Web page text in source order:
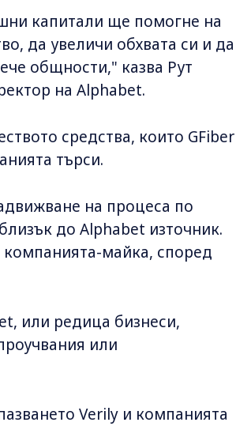
капитали ще помогне на
да увеличи обхвата си и да
общности," казва Рут
на Alphabet.
средства, които GFiber
търси.
на процеса по
до Alphabet източник.
майка, според
или редица бизнеси,
или
Verily и компанията